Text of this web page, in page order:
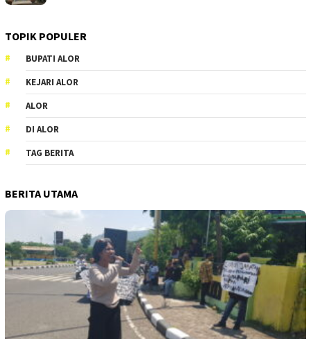
TOPIK POPULER
BUPATI ALOR
KEJARI ALOR
ALOR
DI ALOR
TAG BERITA
BERITA UTAMA